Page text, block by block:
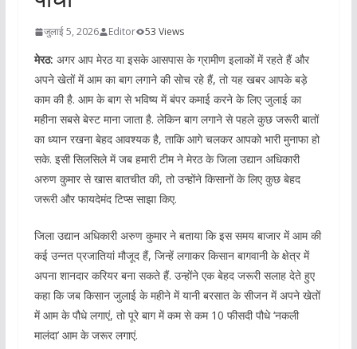
जुलाई 5, 2026 Editor 53 Views
मेरठ: अगर आप मेरठ या इसके आसपास के ग्रामीण इलाकों में रहते हैं और
अपने खेतों में आम का बाग लगाने की सोच रहे हैं, तो यह खबर आपके बड़े
काम की है. आम के बाग से भविष्य में बंपर कमाई करने के लिए जुलाई का
महीना सबसे बेस्ट माना जाता है. लेकिन बाग लगाने से पहले कुछ जरूरी बातों
का ध्यान रखना बेहद आवश्यक है, ताकि आगे चलकर आपको भारी मुनाफा हो
सके. इसी सिलसिले में जब हमारी टीम ने मेरठ के जिला उद्यान अधिकारी
अरुण कुमार से खास बातचीत की, तो उन्होंने किसानों के लिए कुछ बेहद
जरूरी और फायदेमंद टिप्स साझा किए.
जिला उद्यान अधिकारी अरुण कुमार ने बताया कि इस समय बाजार में आम की
कई उन्नत प्रजातियां मौजूद हैं, जिन्हें लगाकर किसान बागवानी के क्षेत्र में
अपना शानदार करियर बना सकते हैं. उन्होंने एक बेहद जरूरी सलाह देते हुए
कहा कि जब किसान जुलाई के महीने में यानी बरसात के सीजन में अपने खेतों
में आम के पौधे लगाएं, तो पूरे बाग में कम से कम 10 फीसदी पौधे ‘नकली
मालंदा’ आम के जरूर लगाएं.